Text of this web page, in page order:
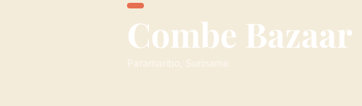
Combe Bazaar
Paramaribo, Suriname